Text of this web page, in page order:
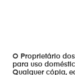
O Proprietário
para uso
Qualquer cópia,